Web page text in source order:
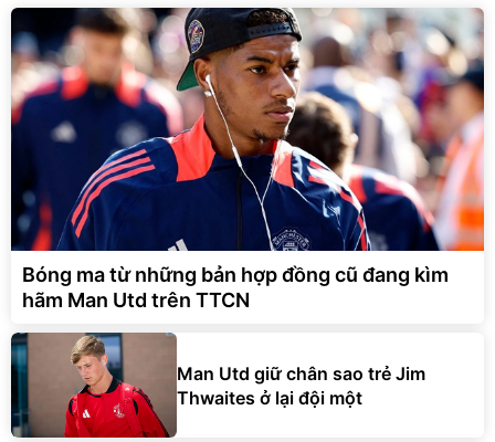
Bóng ma từ những bản hợp đồng cũ đang kìm
hãm Man Utd trên TTCN
Man Utd giữ chân sao trẻ Jim
Thwaites ở lại đội một